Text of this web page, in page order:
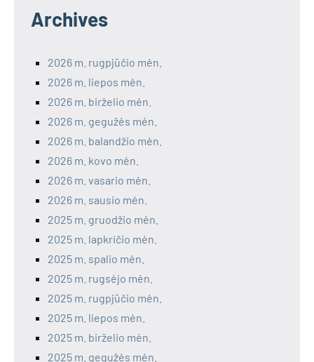
Archives
2026 m. rugpjūčio mėn.
2026 m. liepos mėn.
2026 m. birželio mėn.
2026 m. gegužės mėn.
2026 m. balandžio mėn.
2026 m. kovo mėn.
2026 m. vasario mėn.
2026 m. sausio mėn.
2025 m. gruodžio mėn.
2025 m. lapkričio mėn.
2025 m. spalio mėn.
2025 m. rugsėjo mėn.
2025 m. rugpjūčio mėn.
2025 m. liepos mėn.
2025 m. birželio mėn.
2025 m. gegužės mėn.